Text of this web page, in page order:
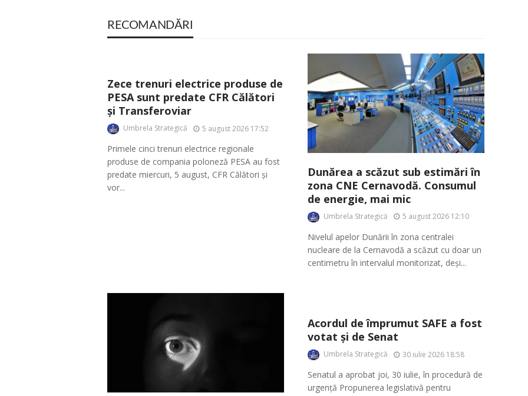
RECOMANDĂRI
Zece trenuri electrice produse de
PESA sunt predate CFR Călători
și Transferoviar
Umbrela Strategică 5 august 2026 17:52
Primele cinci trenuri electrice regionale
produse de compania poloneză PESA au fost
predate miercuri, 5 august, CFR Călători și
vor...
Dunărea a scăzut sub estimări în
zona CNE Cernavodă. Consumul
de energie, mai mic
Umbrela Strategică 5 august 2026 12:10
Nivelul apelor Dunării în zona centralei
nucleare de la Cernavodă a scăzut cu doar un
centimetru în intervalul monitorizat, deși...
Acordul de împrumut SAFE a fost
votat și de Senat
Umbrela Strategică 30 iulie 2026 18:58
Senatul a aprobat joi, 30 iulie, în procedură de
urgență Propunerea legislativă pentru